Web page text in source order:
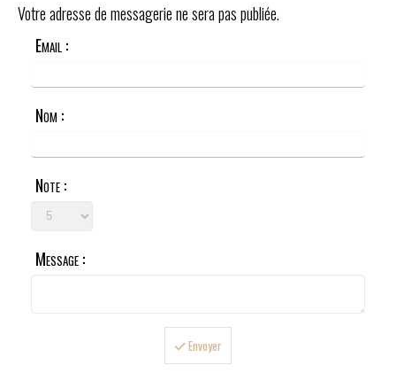
Votre adresse de messagerie ne sera pas publiée.
Email :
Nom :
Note :
Message :
Envoyer